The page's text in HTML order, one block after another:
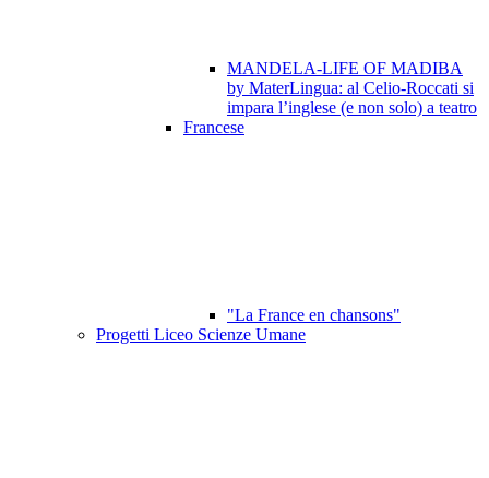
MANDELA-LIFE OF MADIBA
by MaterLingua: al Celio-Roccati si
impara l’inglese (e non solo) a teatro
Francese
"La France en chansons"
Progetti Liceo Scienze Umane